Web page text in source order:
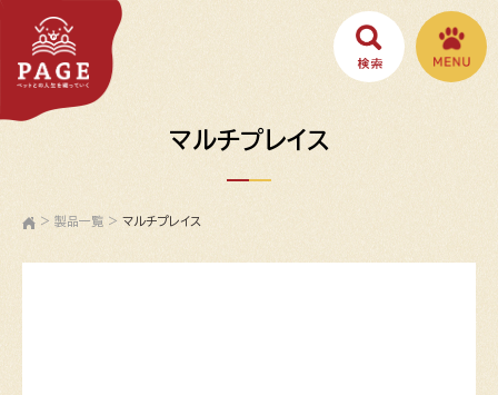
マルチプレイス
> 製品一覧 > マルチプレイス